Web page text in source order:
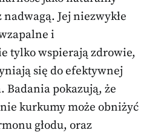
Jej niezwykłe
i
tylko wspierają zdrowie,
się do efektywnej
Badania pokazują, że
kurkumy może obniżyć
głodu, oraz